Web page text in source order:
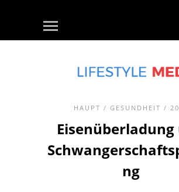
HAUPT / GESUNDHEIT /
Eisenüberladung
ng